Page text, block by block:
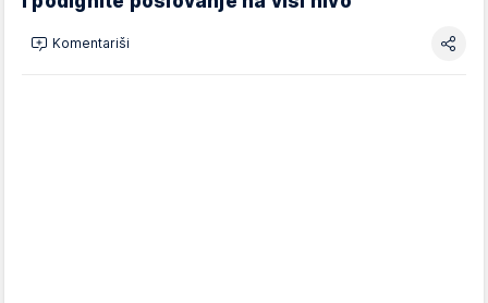
Komentariši